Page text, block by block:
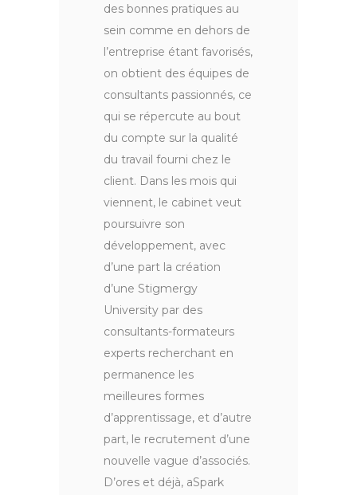
des bonnes pratiques au
sein comme en dehors de
l’entreprise étant favorisés,
on obtient des équipes de
consultants passionnés, ce
qui se répercute au bout
du compte sur la qualité
du travail fourni chez le
client. Dans les mois qui
viennent, le cabinet veut
poursuivre son
développement, avec
d’une part la création
d’une Stigmergy
University par des
consultants-formateurs
experts recherchant en
permanence les
meilleures formes
d’apprentissage, et d’autre
part, le recrutement d’une
nouvelle vague d’associés.
D’ores et déjà, aSpark